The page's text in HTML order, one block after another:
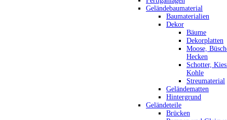
Geländebaumaterial
Baumaterialien
Dekor
Bäume
Dekorplatten
Moose,
Hecken
Schotter,
Kohle
Streumaterial
Geländematten
Hintergrund
Geländeteile
Brücken